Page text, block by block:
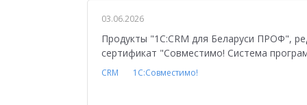
03.06.2026
Продукты "1С:CRM для Беларуси ПРОФ",
сертификат "Совместимо! Система
CRM 1С:Совместимо!